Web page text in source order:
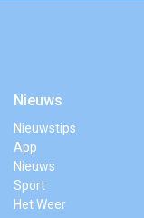
Nieuws
Nieuwstips
App
Nieuws
Sport
Het Weer